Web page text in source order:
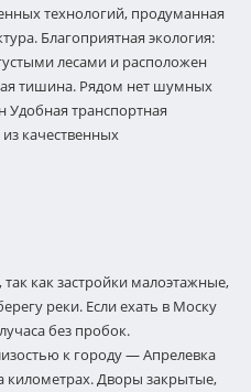
технологий, продуманная
Благоприятная экология:
лесами и расположен
тишина. Рядом нет шумных
транспортная
качественных
как застройки малоэтажные,
реки. Если ехать в Моску
без пробок.
к городу — Апрелевка
километрах. Дворы закрытые,